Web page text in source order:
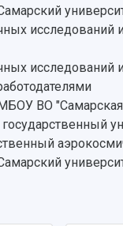
исследований
исследований
ВО "Самарская